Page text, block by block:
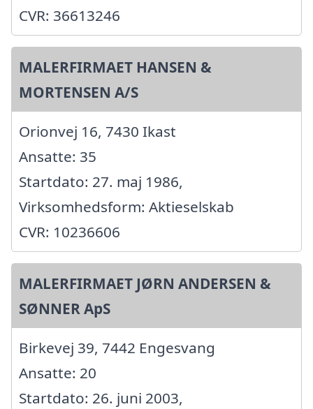
CVR: 36613246
MALERFIRMAET HANSEN &
MORTENSEN A/S
Orionvej 16, 7430 Ikast
Ansatte: 35
Startdato: 27. maj 1986,
Virksomhedsform: Aktieselskab
CVR: 10236606
MALERFIRMAET JØRN ANDERSEN &
SØNNER ApS
Birkevej 39, 7442 Engesvang
Ansatte: 20
Startdato: 26. juni 2003,